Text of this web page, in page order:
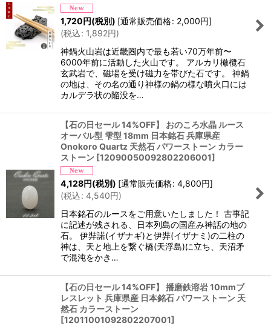
1,720円(税別) [通常販売価格: 2,000円]
(税込: 1,892円)
神鍋火山岩は近畿圏内で最も若い70万年前〜
6000年前に活動した火山です。 アルカリ橄欖石
玄武岩で、磁場を受け磁力を帯びた石です。 神鍋
の地は、その名の通り神様の鍋の様な噴火口には
カルデラ状の陥没を…
【石の日セール 14%OFF】 おのころ水晶 ルース
オーバル型 雫型 18mm 日本銘石 兵庫県産
Onokoro Quartz 天然石 パワーストーン カラー
ストーン [12090050092802206001]
4,128円(税別) [通常販売価格: 4,800円]
(税込: 4,540円)
日本銘石のルースをご用意いたしました！ 古事記
に記述が残される、日本列島の国産み神話の地の
石。 伊弉諾(イザナギ)と伊弉(イザナミ)の二柱の
神は、天と地上を繋ぐ橋(天浮島)に立ち、天沼矛
で混沌をかき…
【石の日セール 14%OFF】 播磨鉄溶岩 10mmブ
レスレット 兵庫県産 日本銘石 パワーストーン 天
然石 カラーストーン
[12011001092802207001]